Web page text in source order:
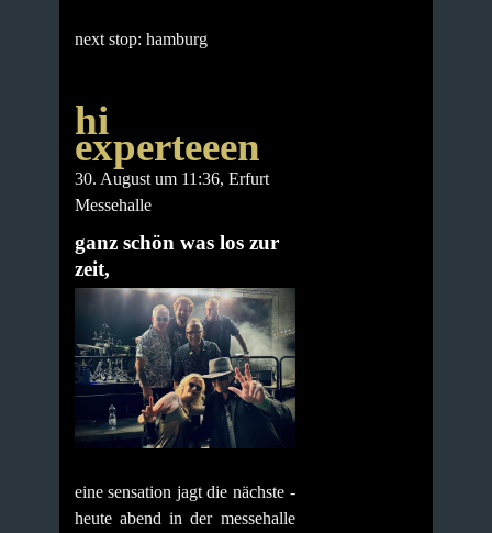
next stop: hamburg
hi
experteeen
30. August um 11:36, Erfurt
Messehalle
ganz schön was los zur
zeit,
eine sensation jagt die nächste -
heute abend in der messehalle